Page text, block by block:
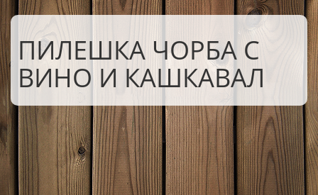
ПИЛЕШКА ЧОРБА С
ВИНО И КАШКАВАЛ